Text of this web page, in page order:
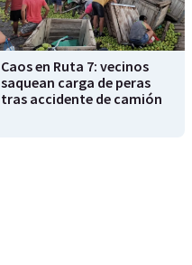
Caos en Ruta 7: vecinos
saquean carga de peras
tras accidente de camión